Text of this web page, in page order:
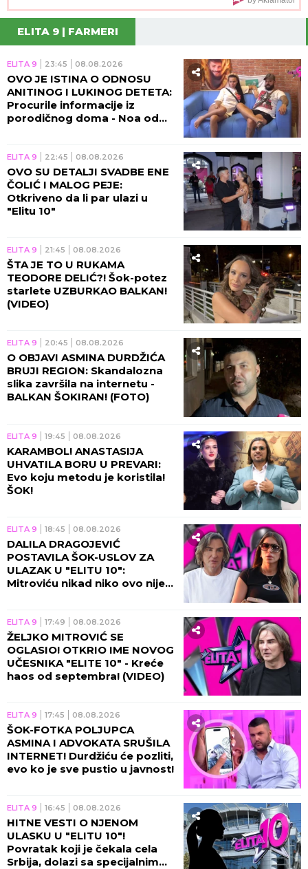
ELITA 9 | FARMERI
ELITA 9 23:45 08.08.2026
OVO JE ISTINA O ODNOSU
ANITINOG I LUKINOG DETETA:
Procurile informacije iz
porodičnog doma - Noa od
ELITA 9 22:45 08.08.2026
OVO SU DETALJI SVADBE ENE
ČOLIĆ I MALOG PEJE:
Otkriveno da li par ulazi u
"Elitu 10"
ELITA 9 21:45 08.08.2026
ŠTA JE TO U RUKAMA
TEODORE DELIĆ?! Šok-potez
starlete UZBURKAO BALKAN!
(VIDEO)
ELITA 9 20:45 08.08.2026
O OBJAVI ASMINA DURDŽIĆA
BRUJI REGION: Skandalozna
slika završila na internetu -
BALKAN ŠOKIRAN! (FOTO)
ELITA 9 19:45 08.08.2026
KARAMBOL! ANASTASIJA
UHVATILA BORU U PREVARI:
Evo koju metodu je koristila!
ŠOK!
ELITA 9 18:45 08.08.2026
DALILA DRAGOJEVIĆ
POSTAVILA ŠOK-USLOV ZA
ULAZAK U "ELITU 10":
Mitroviću nikad niko ovo nije
ELITA 9 17:49 08.08.2026
ŽELJKO MITROVIĆ SE
OGLASIO! OTKRIO IME NOVOG
UČESNIKA "ELITE 10" - Kreće
haos od septembra! (VIDEO)
ELITA 9 17:45 08.08.2026
ŠOK-FOTKA POLJUPCA
ASMINA I ADVOKATA SRUŠILA
INTERNET! Durdžiću će pozliti,
evo ko je sve pustio u javnost!
ELITA 9 16:45 08.08.2026
HITNE VESTI O NJENOM
ULASKU U "ELITU 10"!
Povratak koji je čekala cela
Srbija, dolazi sa specijalnim